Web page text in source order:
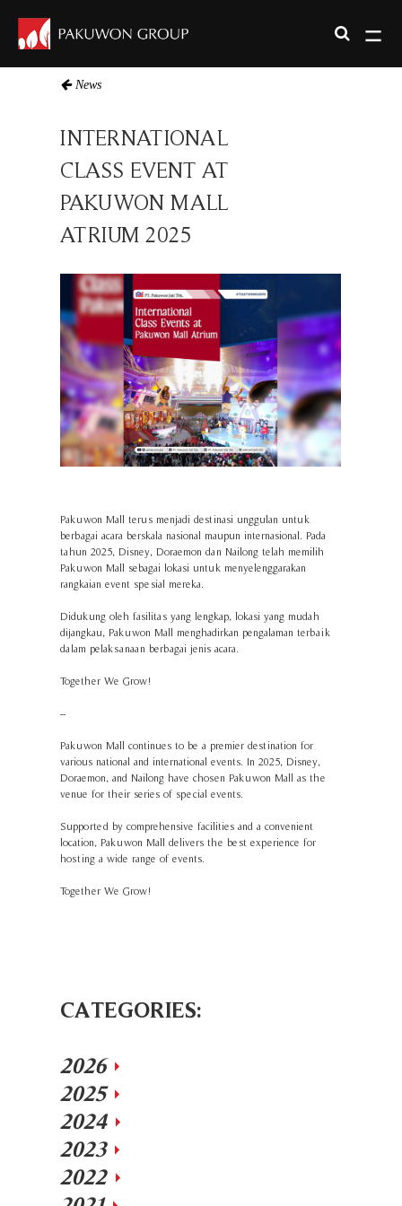
News
INTERNATIONAL
CLASS EVENT AT
PAKUWON MALL
ATRIUM 2025
Pakuwon Mall terus menjadi destinasi unggulan untuk
berbagai acara berskala nasional maupun internasional. Pada
tahun 2025, Disney, Doraemon dan Nailong telah memilih
Pakuwon Mall sebagai lokasi untuk menyelenggarakan
rangkaian event spesial mereka.
Didukung oleh fasilitas yang lengkap, lokasi yang mudah
dijangkau, Pakuwon Mall menghadirkan pengalaman terbaik
dalam pelaksanaan berbagai jenis acara.
Together We Grow!
–
Pakuwon Mall continues to be a premier destination for
various national and international events. In 2025, Disney,
Doraemon, and Nailong have chosen Pakuwon Mall as the
venue for their series of special events.
Supported by comprehensive facilities and a convenient
location, Pakuwon Mall delivers the best experience for
hosting a wide range of events.
Together We Grow!
CATEGORIES:
2026
2025
2024
2023
2022